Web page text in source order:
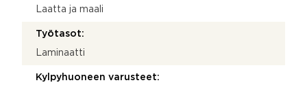
Laatta ja maali
Työtasot:
Laminaatti
Kylpyhuoneen varusteet: